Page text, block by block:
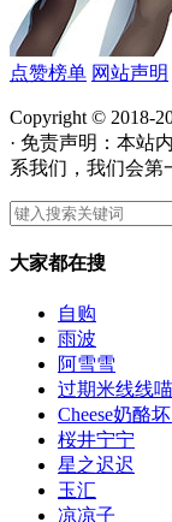
点赞榜单 网站声明
Copyright © 2018-
· 免责声明：本站
系我们，我们会第
大家都在搜
自购
雨波
阿雪雪
过期米线线喵
Cheese奶酪
桜井宁宁
星之迟迟
玉汇
凉凉子